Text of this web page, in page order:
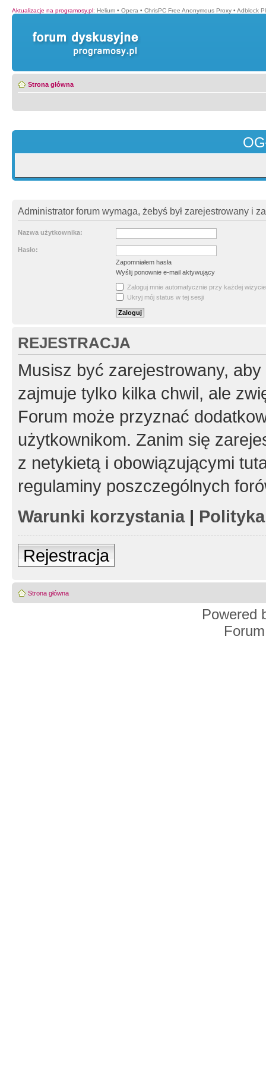
Aktualizacje na programosy.pl: Helium • Opera • ChrisPC Free Anonymous Proxy • Adblock
Strona główna
Administrator forum wymaga, żebyś był zarejestrowany i
Nazwa użytkownika:
Hasło:
Zapomniałem hasła
Wyślij ponownie e-mail aktywujący
Zaloguj mnie automatycznie przy każdej wizycie
Ukryj mój status w tej sesji
REJESTRACJA
Musisz być zarejestrowany,
zajmuje tylko kilka chwil, ale
Forum może przyznać
użytkownikom. Zanim się
z netykietą i obowiązującymi
regulaminy poszczególnych
Warunki korzystania|
Rejestracja
Strona główna
Powered